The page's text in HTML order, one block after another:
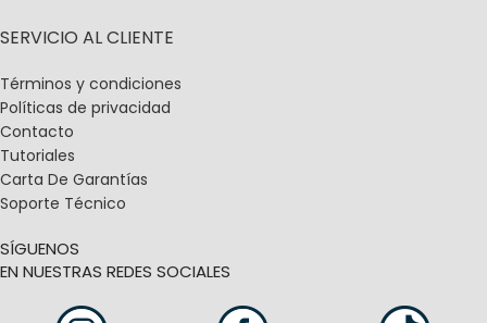
SERVICIO AL CLIENTE
Términos y condiciones
Políticas de privacidad
Contacto
Tutoriales
Carta De Garantías
Soporte Técnico
SÍGUENOS
EN NUESTRAS REDES SOCIALES